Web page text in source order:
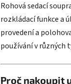
Rohová sedací
rozkládací funkce a
provedení a
používání v různých
Proč nakoupit